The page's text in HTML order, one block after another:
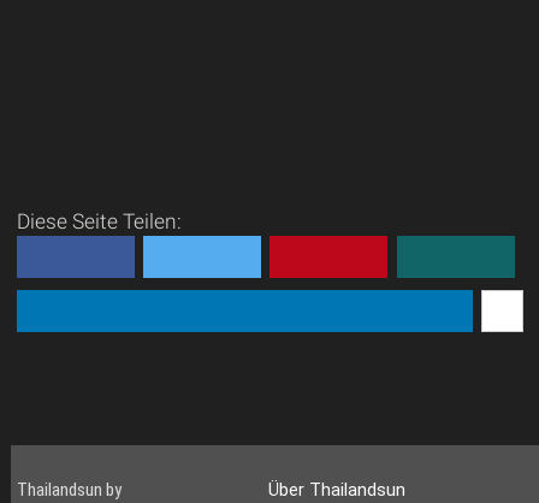
Diese Seite Teilen:
Thailandsun by
Über Thailandsun